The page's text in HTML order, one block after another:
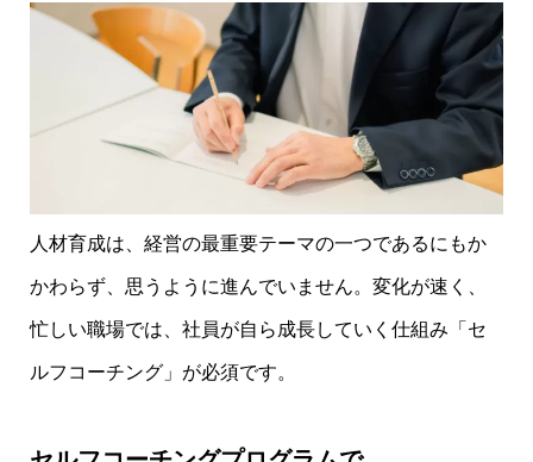
人材育成は、経営の最重要テーマの一つであるにもか
かわらず、思うように進んでいません。変化が速く、
忙しい職場では、社員が自ら成長していく仕組み「セ
ルフコーチング」が必須です。